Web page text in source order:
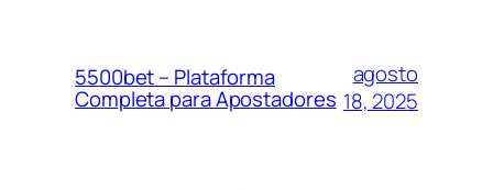
5500bet – Plataforma
Completa para Apostadores
agosto
18, 2025